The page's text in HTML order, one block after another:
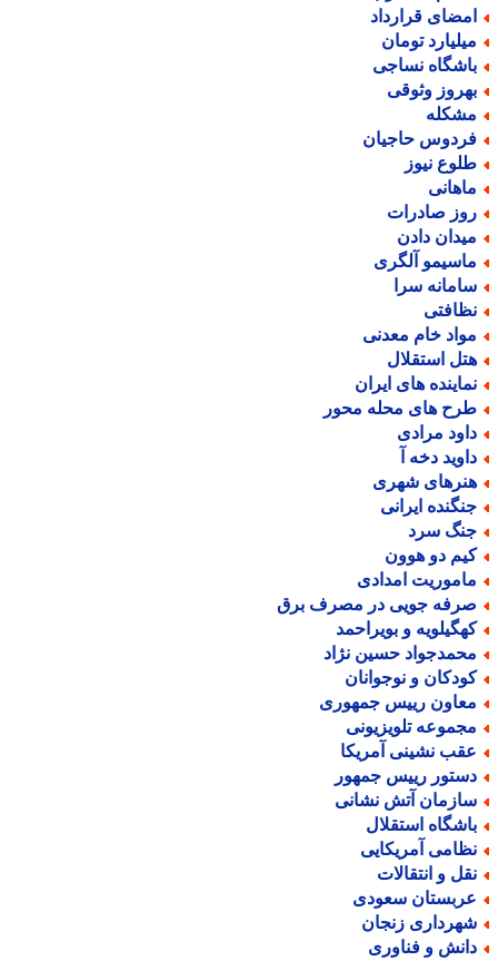
قرارداد
تومان
نساجی
وثوقی
حاجیان
نیوز
صادرات
دادن
آلگری
سرا
خام معدنی
استقلال
های ایران
های محله محور
مرادی
دخه آ
شهری
ایرانی
سرد
دو هوون
امدادی
جویی در مصرف برق
و بویراحمد
حسین نژاد
و نوجوانان
رییس جمهوری
تلویزیونی
نشینی آمریکا
رییس جمهور
آتش نشانی
استقلال
آمریکایی
و انتقالات
سعودی
زنجان
و فناوری